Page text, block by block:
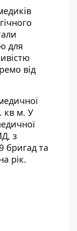
для
від
кв м. У
з
бригад та
рік.